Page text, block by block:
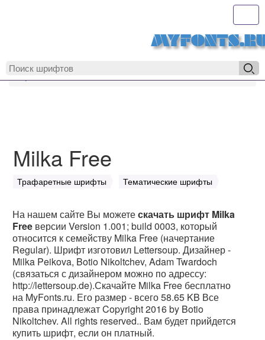
MyFonts.ru
Milka Free
Трафаретные шрифты Тематические шрифты
На нашем сайте Вы можетескачать шрифт Milka
Free версии Version 1.001; build 0003, который
относится к семейству Milka Free (начертание
Regular). Шрифт изготовил Lettersoup. Дизайнер -
Milka Peikova, Botio Nikoltchev, Adam Twardoch
(связаться с дизайнером можно по адрессу:
http://lettersoup.de).Скачайте Milka Free бесплатно
на MyFonts.ru. Его размер - всего 58.65 KB Все
права принадлежат Copyright 2016 by Botio
Nikoltchev. All rights reserved.. Вам будет прийдется
купить шрифт, если он платный.